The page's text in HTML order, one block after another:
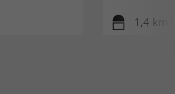
1,4 km